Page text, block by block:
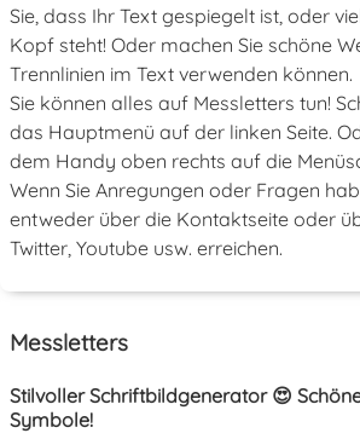
Sie, dass Ihr Text gespiegelt ist, oder
Kopf steht! Oder machen Sie schöne
Trennlinien im Text verwenden können.
Sie können alles auf Messletters tun!
das Hauptmenü auf der linken Seite.
dem Handy oben rechts auf die
Wenn Sie Anregungen oder Fragen
entweder über die Kontaktseite oder
Twitter, Youtube usw. erreichen.
Messletters
Stilvoller Schriftbildgenerator 😍
Symbole!